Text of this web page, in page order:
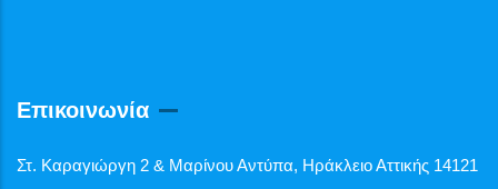
Επικοινωνία
Στ. Καραγιώργη 2 & Μαρίνου Αντύπα, Ηράκλειο Αττικής 14121